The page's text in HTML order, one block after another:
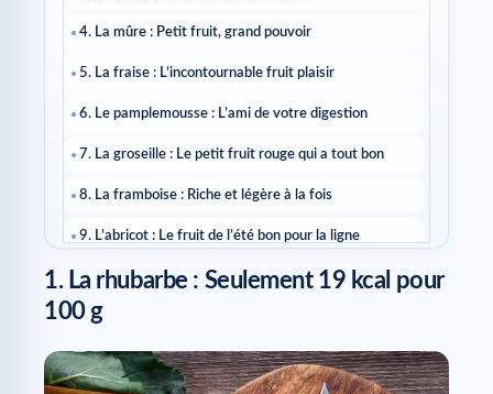
4. La mûre : Petit fruit, grand pouvoir
5. La fraise : L’incontournable fruit plaisir
6. Le pamplemousse : L’ami de votre digestion
7. La groseille : Le petit fruit rouge qui a tout bon
8. La framboise : Riche et légère à la fois
9. L’abricot : Le fruit de l’été bon pour la ligne
10. La pêche : Douce et peu calorique
1. La rhubarbe : Seulement 19 kcal pour
100 g